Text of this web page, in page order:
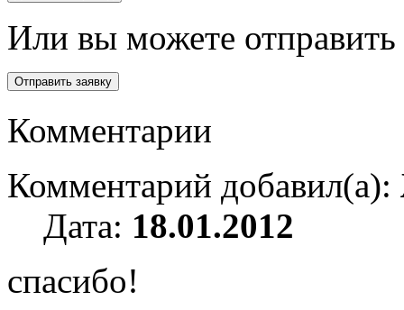
Или вы можете отправить
Комментарии
Комментарий добавил(а):
Дата: 18.01.2012
спасибо!